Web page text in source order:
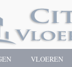
VLOEREN